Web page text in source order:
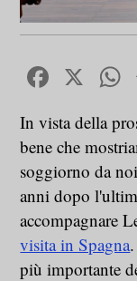
X
In vista della
bene che
soggiorno da
anni dopo
accompagnare
visita in Spagna
più importante